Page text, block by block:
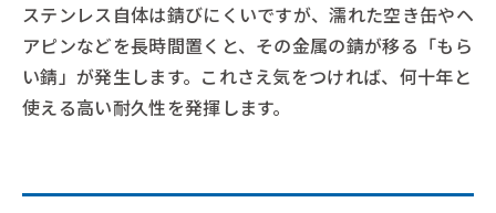
ステンレス自体は錆びにくいですが、濡れた空き缶やヘ
アピンなどを長時間置くと、その金属の錆が移る「もら
い錆」が発生します。これさえ気をつければ、何十年と
使える高い耐久性を発揮します。